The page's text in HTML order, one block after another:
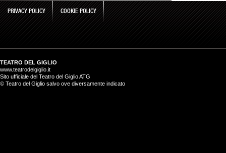
PRIVACY POLICY COOKIE POLICY
TEATRO DEL GIGLIO
www.teatrodelgiglio.it
Sito ufficiale del Teatro del Giglio ATG
© Teatro del Giglio salvo ove diversamente indicato